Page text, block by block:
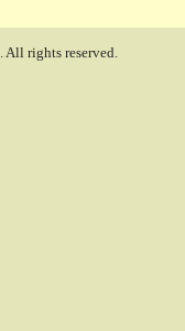
. All rights reserved.